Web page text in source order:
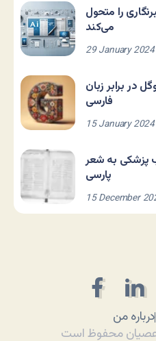
را متحول
می‌کند
29 January 2024
در برابر زبان
فارسی
15 January 2024
پزشکی به شعر
پارسی
15 December
درباره من